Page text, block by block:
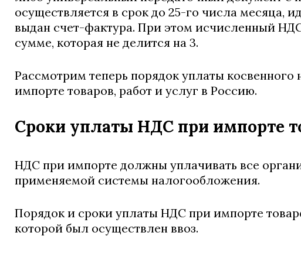
осуществляется в срок до 25-го числа месяца,
выдан счет-фактура. При этом исчисленный
сумме, которая не делится на 3.
Рассмотрим теперь порядок уплаты
импорте товаров, работ и услуг в Россию.
Сроки уплаты НДС при импорте
НДС при импорте должны уплачивать все
применяемой системы налогообложения.
Порядок и сроки уплаты НДС при импорте
которой был осуществлен ввоз.